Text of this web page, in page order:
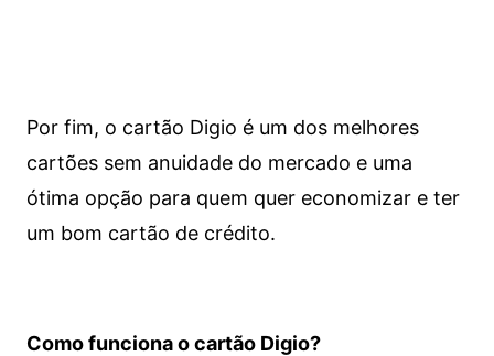
Por fim, o cartão Digio é um dos melhores
cartões sem anuidade do mercado e uma
ótima opção para quem quer economizar e ter
um bom cartão de crédito.
Como funciona o cartão Digio?